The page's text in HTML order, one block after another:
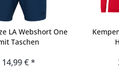
LA Webshort One
Taschen
14,99 € *